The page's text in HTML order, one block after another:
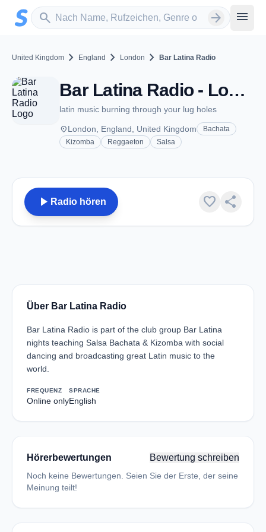
Zum Hauptinhalt springen
search
Sender suchen arrow_forward menu
United Kingdom chevron_right England chevron_right London chevron_right Bar Latina Radio
Bar Latina Radio - London
latin music burning through your lug holes
placeLondon, England, United Kingdom
Bachata
Kizomba
Reggaeton Salsa
play_arrow Radio hören favorite share
Über Bar Latina Radio
Bar Latina Radio is part of the club group Bar Latina
nights teaching Salsa Bachata & Kizomba with social
dancing and broadcasting great Latin music to the
world.
FREQUENZ
Online only
SPRACHE
English
Hörerbewertungen Bewertung schreiben
Noch keine Bewertungen. Seien Sie der Erste, der seine
Meinung teilt!